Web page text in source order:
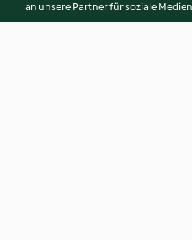
an unsere Partner für soziale